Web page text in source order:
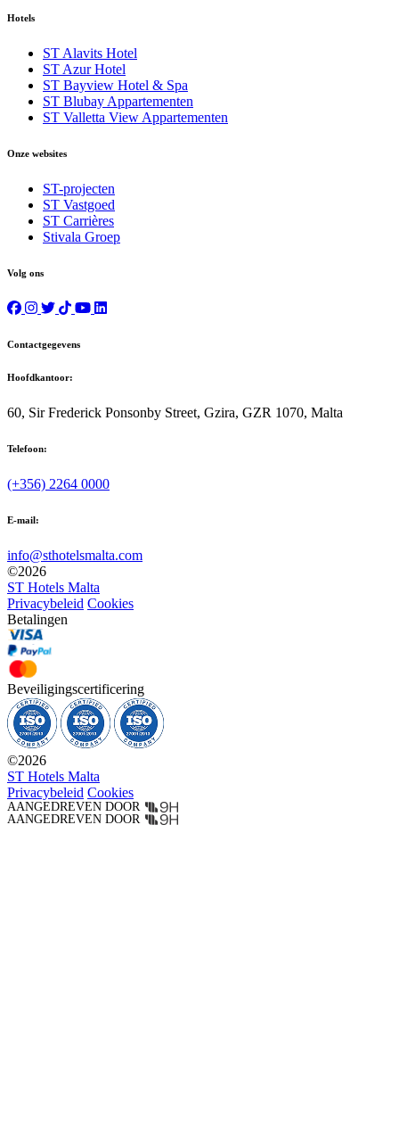
Hotels
ST Alavits Hotel
ST Azur Hotel
ST Bayview Hotel & Spa
ST Blubay Appartementen
ST Valletta View Appartementen
Onze websites
ST-projecten
ST Vastgoed
ST Carrières
Stivala Groep
Volg ons
Contactgegevens
Hoofdkantoor:
60, Sir Frederick Ponsonby Street, Gzira, GZR 1070, Malta
Telefoon:
(+356) 2264 0000
E-mail:
info@sthotelsmalta.com
©2026
ST Hotels Malta
Privacybeleid Cookies
Betalingen
Beveiligingscertificering
©2026
ST Hotels Malta
Privacybeleid Cookies
AANGEDREVEN DOOR
AANGEDREVEN DOOR